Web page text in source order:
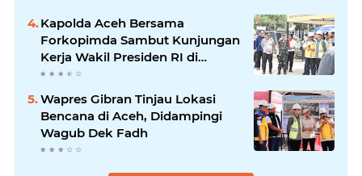
Kapolda Aceh Bersama
Forkopimda Sambut Kunjungan
Kerja Wakil Presiden RI di
Kabupaten Bireuen
Wapres Gibran Tinjau Lokasi
Bencana di Aceh, Didampingi
Wagub Dek Fadh